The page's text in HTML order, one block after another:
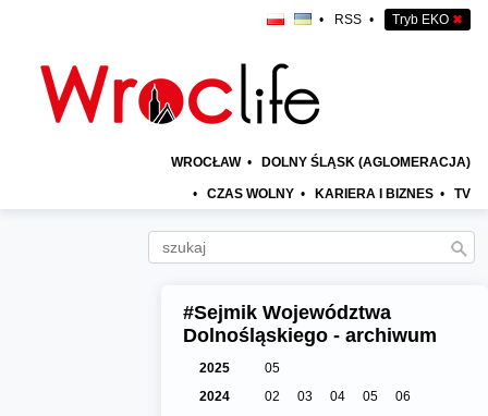
• RSS • Tryb EKO ✖
WROCŁAW • DOLNY ŚLĄSK (AGLOMERACJA)
• CZAS WOLNY • KARIERA I BIZNES • TV
#Sejmik Województwa
Dolnośląskiego - archiwum
2025
05
2024
02 03 04 05
06